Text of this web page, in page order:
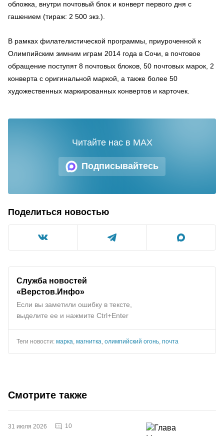
обложка, внутри почтовый блок и конверт первого дня с
гашением (тираж: 2 500 экз.).
В рамках филателистической программы, приуроченной к
Олимпийским зимним играм 2014 года в Сочи, в почтовое
обращение поступят 8 почтовых блоков, 50 почтовых марок, 2
конверта с оригинальной маркой, а также более 50
художественных маркированных конвертов и карточек.
Подписывайтесь
Читайте нас в MAX
Поделиться новостью
Служба новостей
«Верстов.Инфо»
Если вы заметили ошибку в тексте,
выделите ее и нажмите Ctrl+Enter
Теги новости: марка магнитка олимпийский огонь почта
Смотрите также
31 июля 2026 10